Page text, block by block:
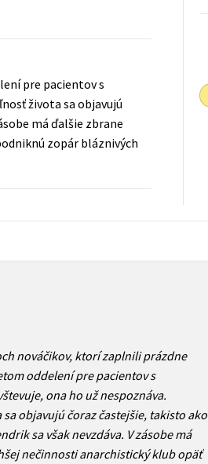
pre pacientov s
života sa objavujú
má ďalšie zbrane
zopár bláznivých
nováčikov, ktorí zaplnili prázdne
oddelení pre pacientov s
ona ho už nespoznáva.
objavujú čoraz častejšie, takisto ako
sa však nevzdáva. V zásobe má
nečinnosti anarchistický klub opäť